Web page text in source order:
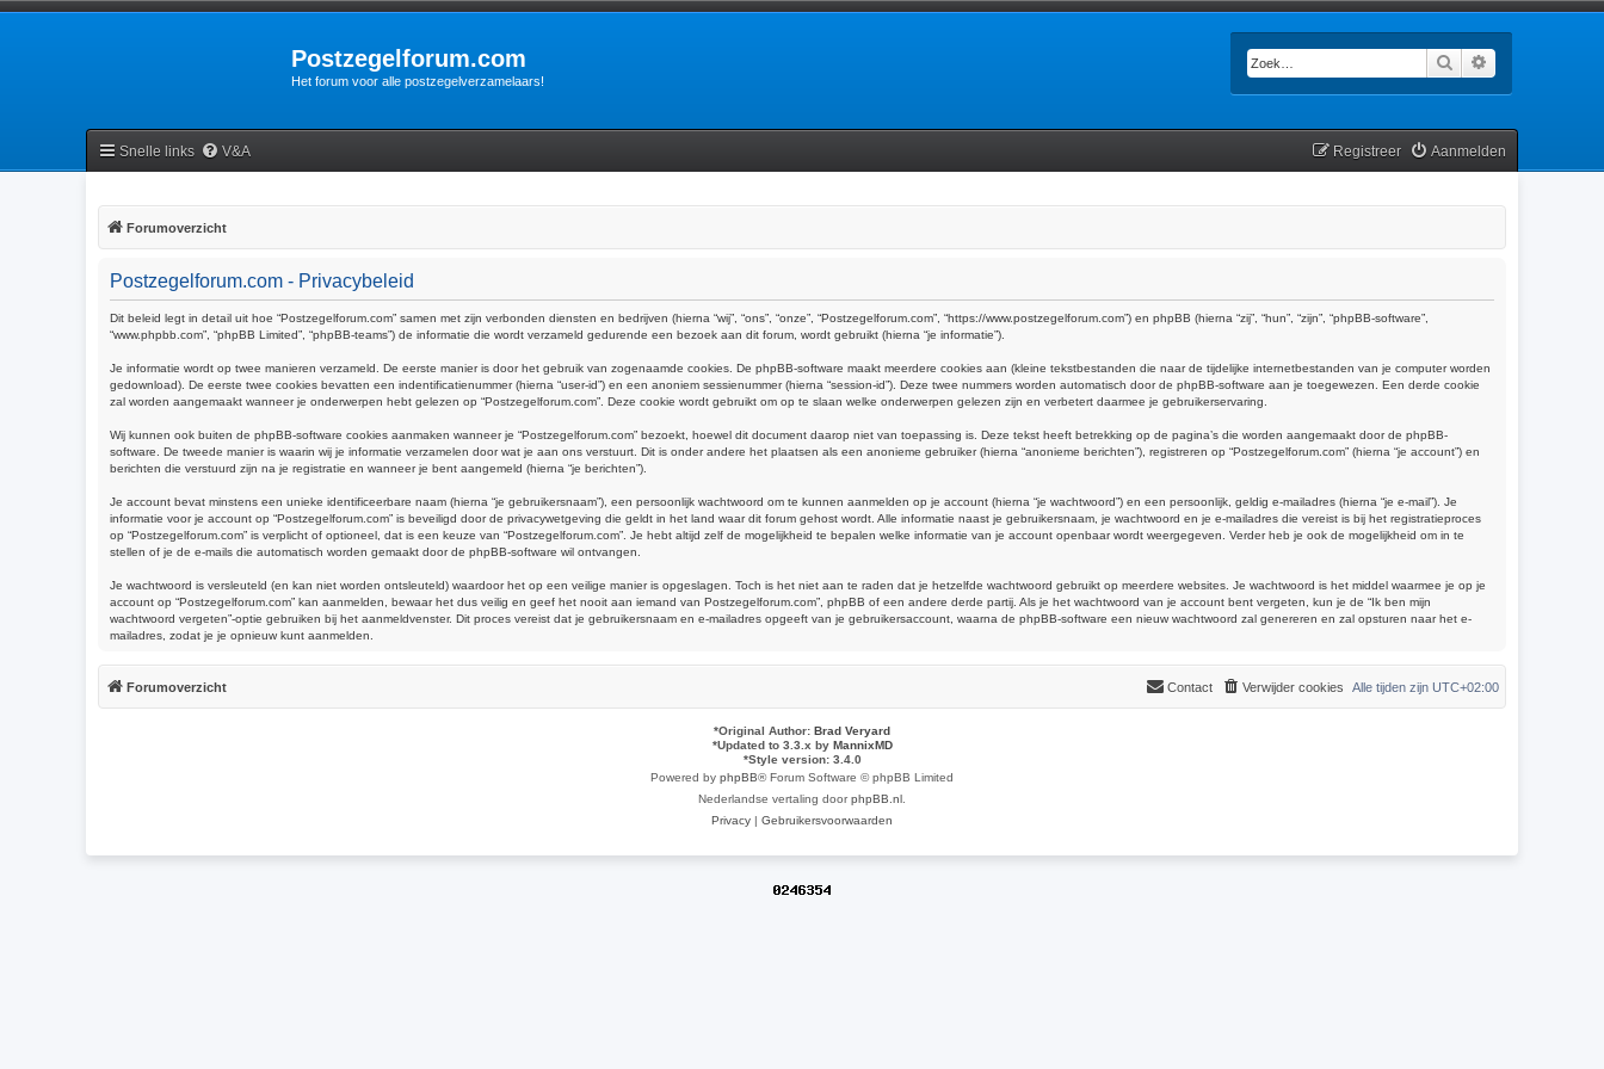
Postzegelforum.com
Het forum voor alle postzegelverzamelaars!
Zoek
Snelle links V&A Aanmelden
Registreer
Forumoverzicht
Postzegelforum.com - Privacybeleid
Dit beleid legt in detail uit hoe “Postzegelforum.com” samen met zijn verbonden diensten en bedrijven (hierna “wij”, “ons”, “onze”, “Postzegelforum.com”, “https://www.postzegelforum.com”) en phpBB (hierna “zij”, “hun”, “zijn”, “phpBB-software”,
“www.phpbb.com”, “phpBB Limited”, “phpBB-teams”) de informatie die wordt verzameld gedurende een bezoek aan dit forum, wordt gebruikt (hierna “je informatie”).
Je informatie wordt op twee manieren verzameld. De eerste manier is door het gebruik van zogenaamde cookies. De phpBB-software maakt meerdere cookies aan (kleine tekstbestanden die naar de tijdelijke internetbestanden van je computer worden
gedownload). De eerste twee cookies bevatten een indentificatienummer (hierna “user-id”) en een anoniem sessienummer (hierna “session-id”). Deze twee nummers worden automatisch door de phpBB-software aan je toegewezen. Een derde cookie
zal worden aangemaakt wanneer je onderwerpen hebt gelezen op “Postzegelforum.com”. Deze cookie wordt gebruikt om op te slaan welke onderwerpen gelezen zijn en verbetert daarmee je gebruikerservaring.
Wij kunnen ook buiten de phpBB-software cookies aanmaken wanneer je “Postzegelforum.com” bezoekt, hoewel dit document daarop niet van toepassing is. Deze tekst heeft betrekking op de pagina’s die worden aangemaakt door de phpBB-
software. De tweede manier is waarin wij je informatie verzamelen door wat je aan ons verstuurt. Dit is onder andere het plaatsen als een anonieme gebruiker (hierna “anonieme berichten”), registreren op “Postzegelforum.com” (hierna “je account”) en
berichten die verstuurd zijn na je registratie en wanneer je bent aangemeld (hierna “je berichten”).
Je account bevat minstens een unieke identificeerbare naam (hierna “je gebruikersnaam”), een persoonlijk wachtwoord om te kunnen aanmelden op je account (hierna “je wachtwoord”) en een persoonlijk, geldig e-mailadres (hierna “je e-mail”). Je
informatie voor je account op “Postzegelforum.com” is beveiligd door de privacywetgeving die geldt in het land waar dit forum gehost wordt. Alle informatie naast je gebruikersnaam, je wachtwoord en je e-mailadres die vereist is bij het registratieproces
op “Postzegelforum.com” is verplicht of optioneel, dat is een keuze van “Postzegelforum.com”. Je hebt altijd zelf de mogelijkheid te bepalen welke informatie van je account openbaar wordt weergegeven. Verder heb je ook de mogelijkheid om in te
stellen of je de e-mails die automatisch worden gemaakt door de phpBB-software wil ontvangen.
Je wachtwoord is versleuteld (en kan niet worden ontsleuteld) waardoor het op een veilige manier is opgeslagen. Toch is het niet aan te raden dat je hetzelfde wachtwoord gebruikt op meerdere websites. Je wachtwoord is het middel waarmee je op je
account op “Postzegelforum.com” kan aanmelden, bewaar het dus veilig en geef het nooit aan iemand van Postzegelforum.com”, phpBB of een andere derde partij. Als je het wachtwoord van je account bent vergeten, kun je de “Ik ben mijn
wachtwoord vergeten”-optie gebruiken bij het aanmeldvenster. Dit proces vereist dat je gebruikersnaam en e-mailadres opgeeft van je gebruikersaccount, waarna de phpBB-software een nieuw wachtwoord zal genereren en zal opsturen naar het e-
mailadres, zodat je je opnieuw kunt aanmelden.
Forumoverzicht Alle tijden zijn UTC+02:00
Verwijder cookies
Contact
*Original Author: Brad Veryard
*Updated to 3.3.x by MannixMD
*Style version: 3.4.0
Powered by phpBB® Forum Software © phpBB Limited
Nederlandse vertaling doorphpBB.nl
Privacy | Gebruikersvoorwaarden